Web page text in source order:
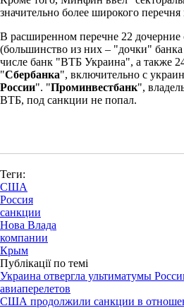
значительно более широкого
В расширенном перечне 22 дочерние
(большинство из них – "дочки"
числе банк "ВТБ Украина", а также
"Сбербанка", включительно с
России". "Проминвестбанк",
ВТБ, под санкции не попал.
Теги:
США
Россия
санкции
Нова Влада
компании
Крым
Публікації по темі
Украина отвергла ультиматумы
авиаперелетов
США продолжили санкции в